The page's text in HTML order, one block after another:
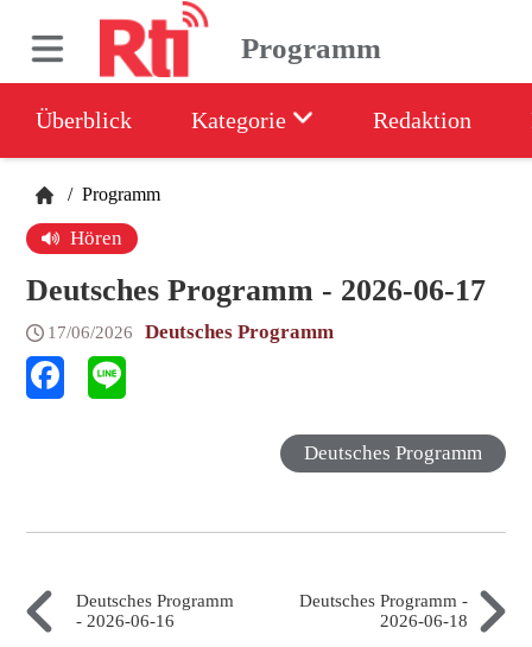
Programm
Überblick Kategorie Redaktion
/ Programm
Hören
Deutsches Programm - 2026-06-17
17/06/2026 Deutsches Programm
Deutsches Programm
Deutsches Programm
- 2026-06-16
Deutsches Programm -
2026-06-18